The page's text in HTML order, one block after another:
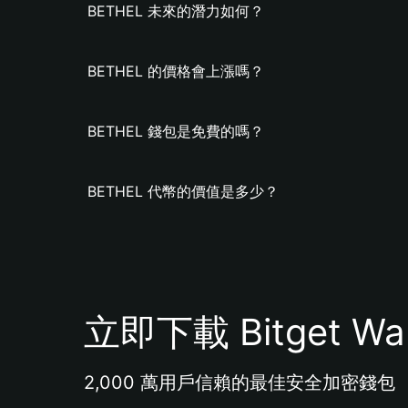
BETHEL 未來的潛力如何？
BETHEL 的價格會上漲嗎？
BETHEL 錢包是免費的嗎？
BETHEL 代幣的價值是多少？
立即下載 Bitget
2,000 萬用戶信賴的最佳安全加密錢包